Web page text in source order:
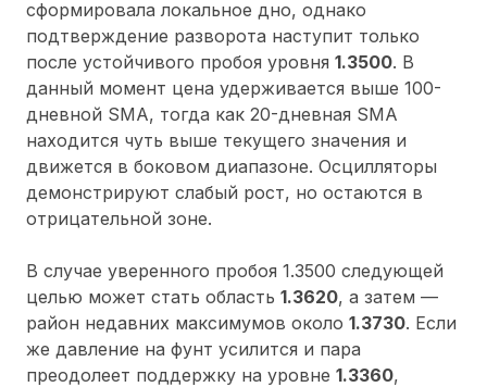
сформировала локальное дно, однако
подтверждение разворота наступит только
после устойчивого пробоя уровня 1.3500. В
данный момент цена удерживается выше 100-
дневной SMA, тогда как 20-дневная SMA
находится чуть выше текущего значения и
движется в боковом диапазоне. Осцилляторы
демонстрируют слабый рост, но остаются в
отрицательной зоне.
В случае уверенного пробоя 1.3500 следующей
целью может стать область 1.3620, а затем —
район недавних максимумов около 1.3730. Если
же давление на фунт усилится и пара
преодолеет поддержку на уровне 1.3360,